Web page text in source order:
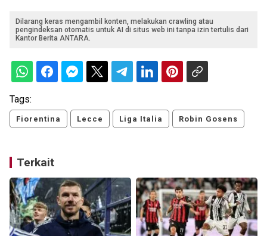
Dilarang keras mengambil konten, melakukan crawling atau
pengindeksan otomatis untuk AI di situs web ini tanpa izin tertulis dari
Kantor Berita ANTARA.
Tags:
Fiorentina Lecce Liga Italia Robin Gosens
Terkait